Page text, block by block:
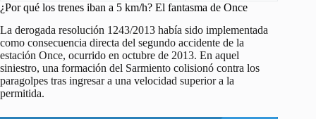
¿Por qué los trenes iban a 5 km/h? El fantasma de Once
La derogada resolución 1243/2013 había sido implementada
como consecuencia directa del segundo accidente de la
estación Once, ocurrido en octubre de 2013. En aquel
siniestro, una formación del Sarmiento colisionó contra los
paragolpes tras ingresar a una velocidad superior a la
permitida.